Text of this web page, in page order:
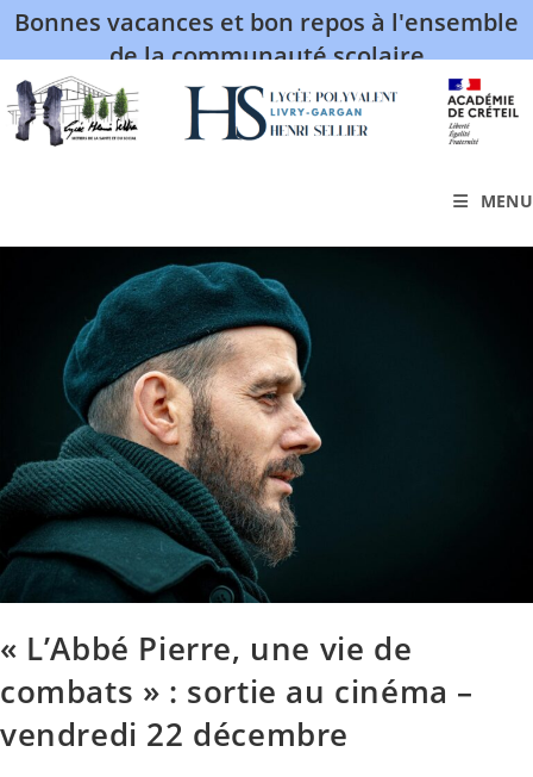
Bonnes vacances et bon repos à l'ensemble
de la communauté scolaire
MENU
« L’Abbé Pierre, une vie de
combats » : sortie au cinéma –
vendredi 22 décembre